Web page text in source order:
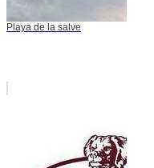
Playa de la salve